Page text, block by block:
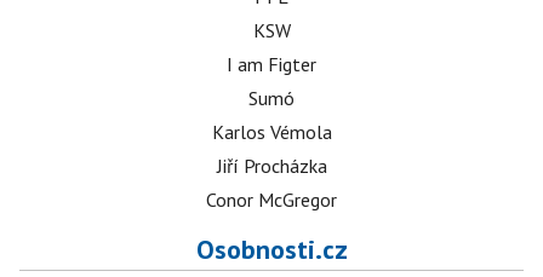
KSW
I am Figter
Sumó
Karlos Vémola
Jiří Procházka
Conor McGregor
Osobnosti.cz